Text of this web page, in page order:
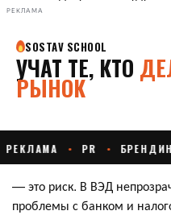
РЕКЛАМА
— это риск. В ВЭД
проблемы с банком и